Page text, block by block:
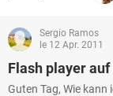
Sergio Ramos
le 12 Apr. 2011
Flash player
Guten Tag, Wie